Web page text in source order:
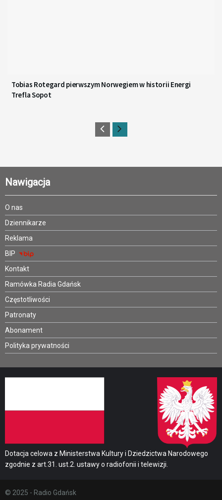
Tobias Rotegard pierwszym Norwegiem w historii Energi
Trefla Sopot
Nawigacja
O nas
Dziennikarze
Reklama
BIP
Kontakt
Ramówka Radia Gdańsk
Częstotliwości
Patronaty
Abonament
Polityka prywatności
Dotacja celowa z Ministerstwa Kultury i Dziedzictwa Narodowego
zgodnie z art.31. ust.2. ustawy o radiofonii i telewizji.
© 2025 - Radio Gdańsk